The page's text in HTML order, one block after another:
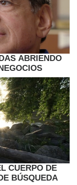
ABRIENDO
CUERPO DE
BÚSQUEDA